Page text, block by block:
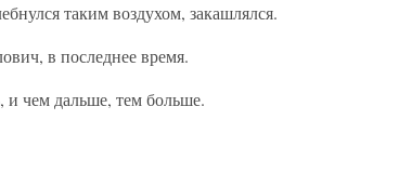
таким воздухом, закашлялся.
в последнее время.
чем дальше, тем больше.